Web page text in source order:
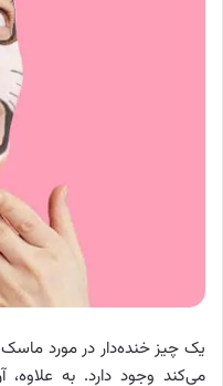
یک چیز خنده‌دار در مورد ماسک
می‌کند وجود دارد. به